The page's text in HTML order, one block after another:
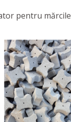
pentru mărcile